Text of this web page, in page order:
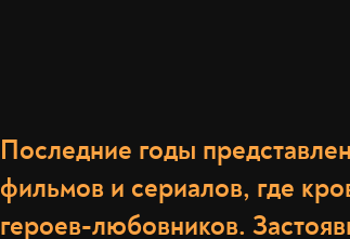
Последние годы
фильмов и сериалов, где
героев-любовников.